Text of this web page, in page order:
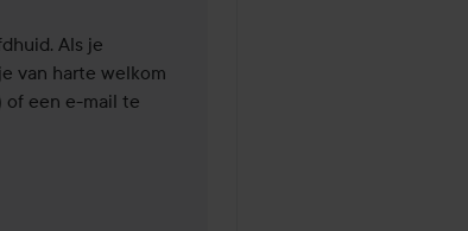
Als je
van harte welkom
of een e-mail te